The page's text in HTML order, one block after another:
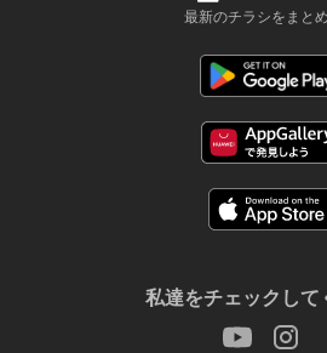
最新のチラシをまと
私達をチェックして